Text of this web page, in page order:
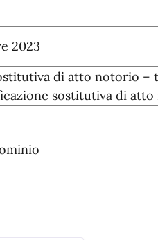
2023
di atto notorio –
sostitutiva di